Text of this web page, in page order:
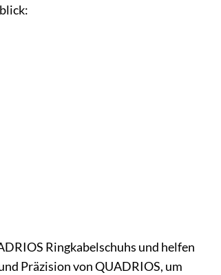
Ringkabelschuhs und helfen
Präzision von QUADRIOS, um